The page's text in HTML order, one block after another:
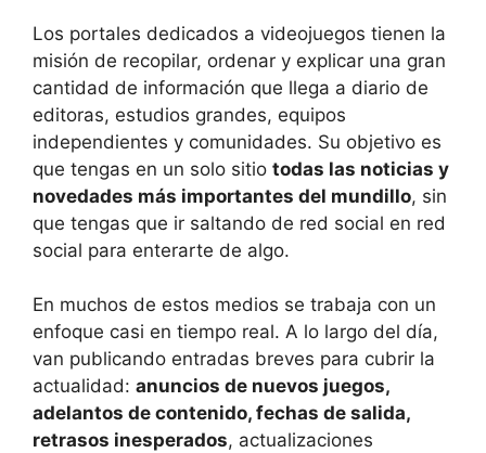
Los portales dedicados a videojuegos tienen la
misión de recopilar, ordenar y explicar una gran
cantidad de información que llega a diario de
editoras, estudios grandes, equipos
independientes y comunidades. Su objetivo es
que tengas en un solo sitio todas las noticias y
novedades más importantes del mundillo, sin
que tengas que ir saltando de red social en red
social para enterarte de algo.
En muchos de estos medios se trabaja con un
enfoque casi en tiempo real. A lo largo del día,
van publicando entradas breves para cubrir la
actualidad: anuncios de nuevos juegos,
adelantos de contenido, fechas de salida,
retrasos inesperados, actualizaciones